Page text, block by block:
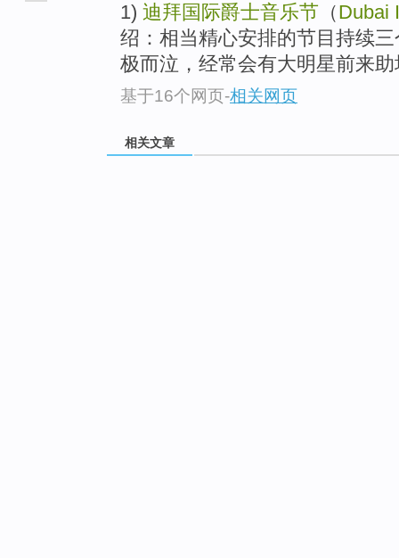
1) 迪拜国际爵士音乐节 （Dubai
绍：相当精心安排的节目持续
极而泣，经常会有大明星前来
基于16个网页-相关网页
相关文章